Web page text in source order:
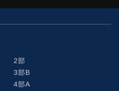
2部
3部B
4部A